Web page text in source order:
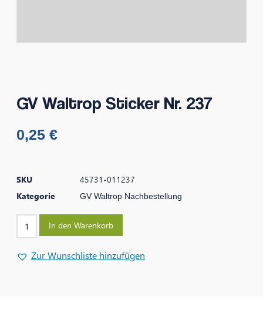
GV Waltrop Sticker Nr. 237
0,25 €
SKU
45731-011237
Kategorie
GV Waltrop Nachbestellung
In den Warenkorb
Zur Wunschliste hinzufügen